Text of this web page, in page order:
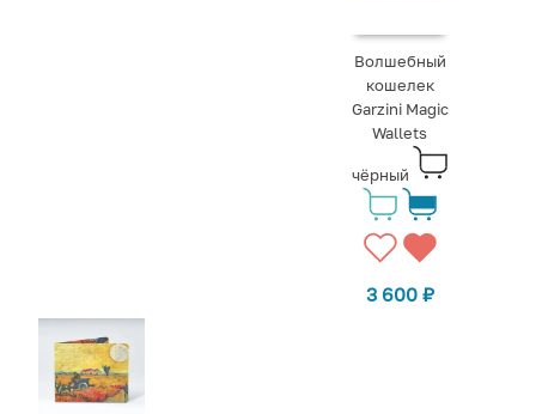
Волшебный
кошелек
Garzini Magic
Wallets
чёрный
3 600 ₽